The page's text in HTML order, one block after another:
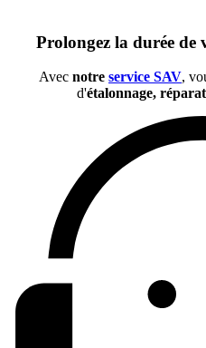
Prolongez la durée de
Avec notre service SAV,
d'étalonnage,